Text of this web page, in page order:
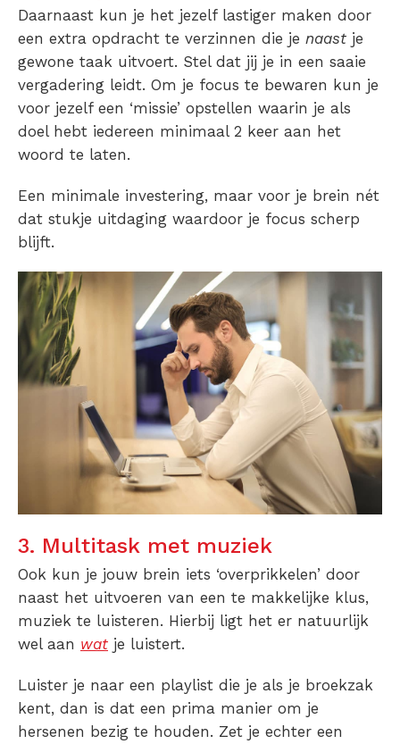
Daarnaast kun je het jezelf lastiger maken door
een extra opdracht te verzinnen die je naast je
gewone taak uitvoert. Stel dat jij je in een saaie
vergadering leidt. Om je focus te bewaren kun je
voor jezelf een ‘missie’ opstellen waarin je als
doel hebt iedereen minimaal 2 keer aan het
woord te laten.
Een minimale investering, maar voor je brein nét
dat stukje uitdaging waardoor je focus scherp
blijft.
3. Multitask met muziek
Ook kun je jouw brein iets ‘overprikkelen’ door
naast het uitvoeren van een te makkelijke klus,
muziek te luisteren. Hierbij ligt het er natuurlijk
wel aan wat je luistert.
Luister je naar een playlist die je als je broekzak
kent, dan is dat een prima manier om je
hersenen bezig te houden. Zet je echter een